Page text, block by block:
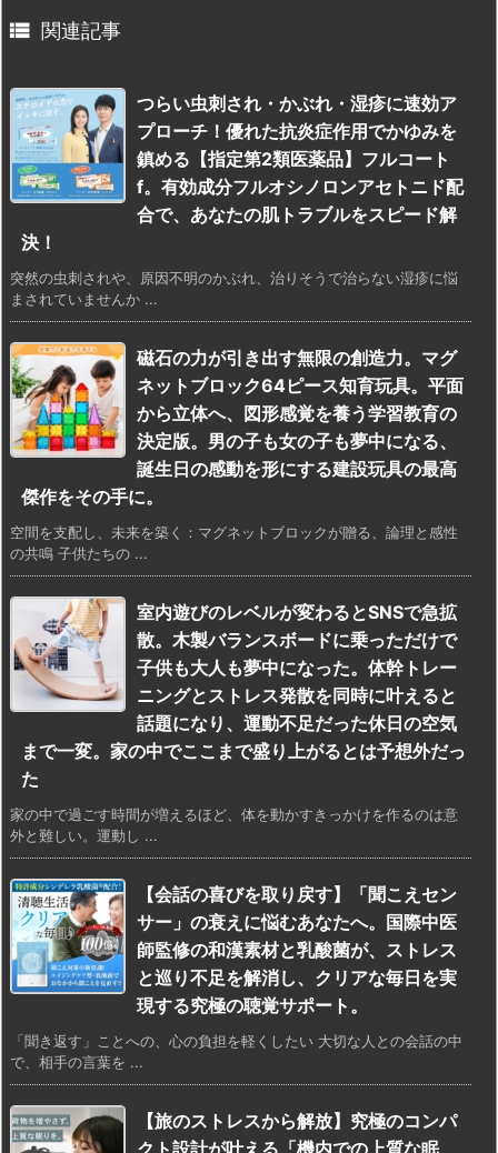
 関連記事
つらい虫刺され・かぶれ・湿疹に速効ア
プローチ！優れた抗炎症作用でかゆみを
鎮める【指定第2類医薬品】フルコート
f。有効成分フルオシノロンアセトニド配
合で、あなたの肌トラブルをスピード解
決！
突然の虫刺されや、原因不明のかぶれ、治りそうで治らない湿疹に悩
まされていませんか ...
磁石の力が引き出す無限の創造力。マグ
ネットブロック64ピース知育玩具。平面
から立体へ、図形感覚を養う学習教育の
決定版。男の子も女の子も夢中になる、
誕生日の感動を形にする建設玩具の最高
傑作をその手に。
空間を支配し、未来を築く：マグネットブロックが贈る、論理と感性
の共鳴 子供たちの ...
室内遊びのレベルが変わるとSNSで急拡
散。木製バランスボードに乗っただけで
子供も大人も夢中になった。体幹トレー
ニングとストレス発散を同時に叶えると
話題になり、運動不足だった休日の空気
まで一変。家の中でここまで盛り上がるとは予想外だっ
た
家の中で過ごす時間が増えるほど、体を動かすきっかけを作るのは意
外と難しい。運動し ...
【会話の喜びを取り戻す】「聞こえセン
サー」の衰えに悩むあなたへ。国際中医
師監修の和漢素材と乳酸菌が、ストレス
と巡り不足を解消し、クリアな毎日を実
現する究極の聴覚サポート。
「聞き返す」ことへの、心の負担を軽くしたい 大切な人との会話の中
で、相手の言葉を ...
【旅のストレスから解放】究極のコンパ
クト設計が叶える「機内での上質な眠